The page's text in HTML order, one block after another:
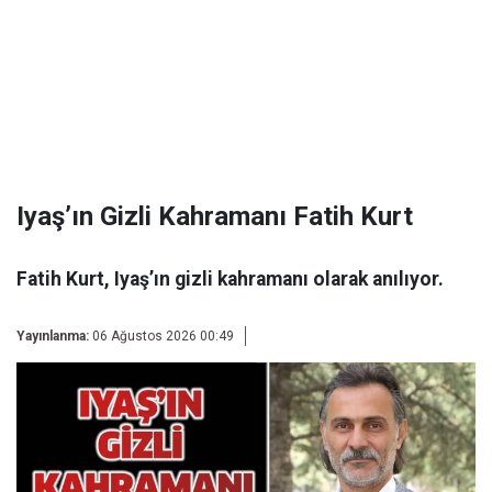
Iyaş’ın Gizli Kahramanı Fatih Kurt
Fatih Kurt, Iyaş’ın gizli kahramanı olarak anılıyor.
Yayınlanma: 06 Ağustos 2026 00:49